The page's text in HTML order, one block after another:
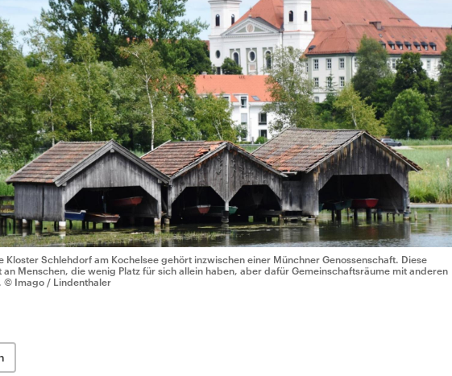
Kloster Schlehdorf am Kochelsee gehört inzwischen einer Münchner Genossenschaft. Diese
Menschen, die wenig Platz für sich allein haben, aber dafür Gemeinschaftsräume mit anderen
© Imago / Lindenthaler